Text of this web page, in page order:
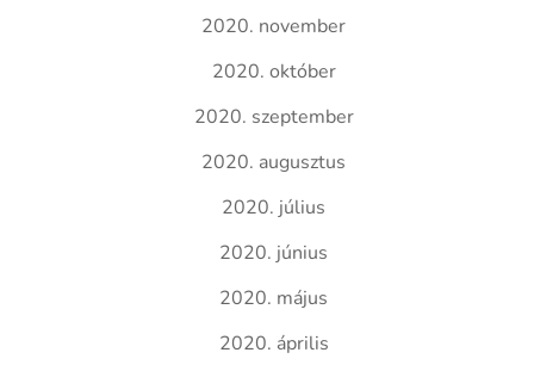
2020. november
2020. október
2020. szeptember
2020. augusztus
2020. július
2020. június
2020. május
2020. április